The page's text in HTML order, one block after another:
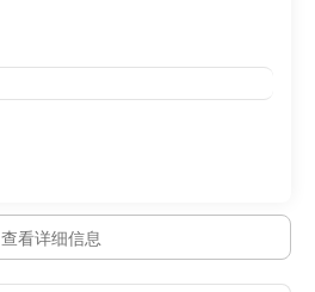
查看详细信息